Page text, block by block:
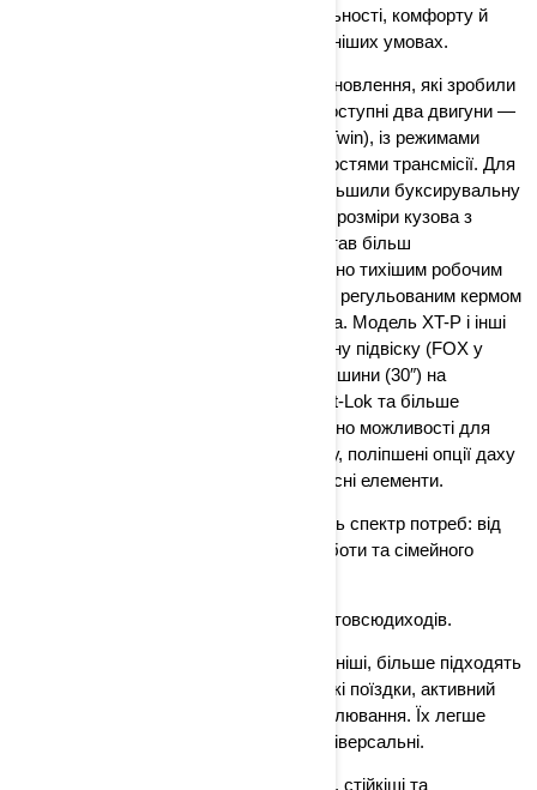
DCT SAS дарує новий рівень стабільності, комфорту й
упевненості навіть у найекстремальніших умовах.
Can-Am Commander 2026 отримав оновлення, які зробили
його потужнішим і більш зручним. Доступні два двигуни —
700 (≈ 650 см³) і 1000R (≈ 976 см³ V-Twin), із режимами
SPORT і ECO плюс новими можливостями трансмісії. Для
покращення утилітарної функції збільшили буксирувальну
здатність до ≈ 907 кг, а також обсяг і розміри кузова з
можливістю вивантаження. Салон став більш
комфортним: новий інтер’єр із відчутно тихішим робочим
простором, сидіннями для чотирьох, регульованим кермом
та сидінням водія, ширшими дверима. Модель XT-P і інші
топ-комплектації отримали покращену підвіску (FOX у
деяких версіях), великі позашляхові шини (30″) на
beadlock-дисках, диференціал Smart-Lok та більше
кліренсу. Також додано або покращено можливості для
аксесуарів: система LinQ для багажу, поліпшені опції даху
чи дверей, підсилений кузов та захисні елементи.
Таким чином, нова лінійка охоплює весь спектр потреб: від
екстремальних перегонів до важкої роботи та сімейного
Чим відрізняються квадроцикли від мотовсюдиходів.
Квадроцикли (ATV) – легші, маневреніші, більше підходять
для особистого використання: швидкі поїздки, активний
відпочинок, прогулянки лісом або полювання. Їх легше
транспортувати, вони компактні й універсальні.
Мотовсюдиходи (SSV/UTV) – більші, стійкіші та